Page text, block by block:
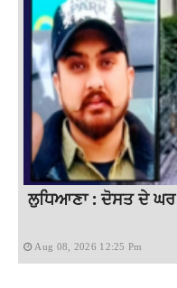
ਲੁਧਿਆਣਾ : ਦੋਸਤ ਦੇ ਘਰ
Aug 08, 2026 12:25 Pm